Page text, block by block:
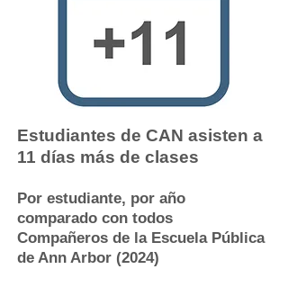
Estudiantes de CAN asisten a
11 días más de clases
Por estudiante, por año
comparado con todos
Compañeros de la Escuela Pública
de Ann Arbor (2024)